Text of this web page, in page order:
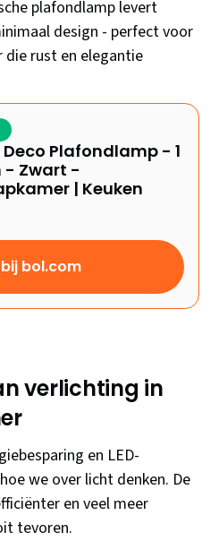
plafondlamp levert
design - perfect voor
rust en elegantie
Plafondlamp - 1
- Zwart -
| Keuken
bij bol.com
verlichting in
en LED-
we over licht denken. De
en veel meer
tevoren.